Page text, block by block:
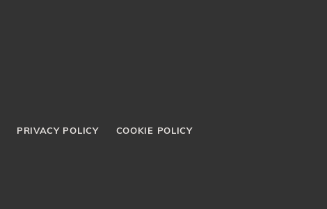
PRIVACY POLICY COOKIE POLICY